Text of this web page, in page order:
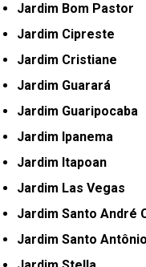
Jardim Bom Pastor
Jardim Cipreste
Jardim Cristiane
Jardim Guarará
Jardim Guaripocaba
Jardim Ipanema
Jardim Itapoan
Jardim Las Vegas
Jardim Santo André
Jardim Santo Antônio